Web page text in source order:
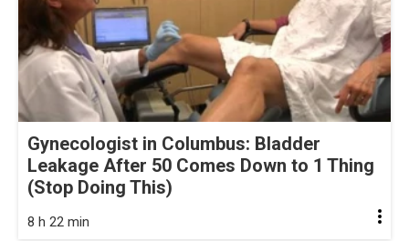
Gynecologist in Columbus: Bladder
Leakage After 50 Comes Down to 1 Thing
(Stop Doing This)
8 h 22 min